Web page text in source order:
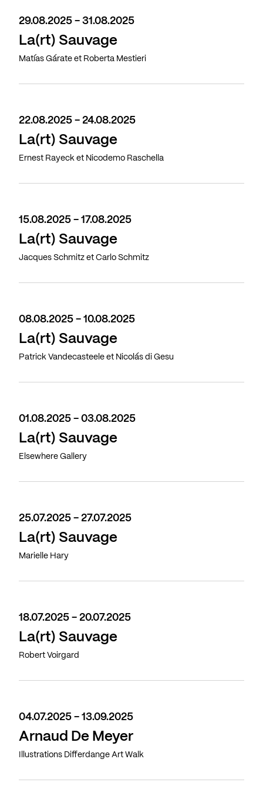
29.08.2025 - 31.08.2025
La(rt) Sauvage
Matías Gárate et Roberta Mestieri
22.08.2025 - 24.08.2025
La(rt) Sauvage
Ernest Rayeck et Nicodemo Raschella
15.08.2025 - 17.08.2025
La(rt) Sauvage
Jacques Schmitz et Carlo Schmitz
08.08.2025 - 10.08.2025
La(rt) Sauvage
Patrick Vandecasteele et Nicolás di Gesu
01.08.2025 - 03.08.2025
La(rt) Sauvage
Elsewhere Gallery
25.07.2025 - 27.07.2025
La(rt) Sauvage
Marielle Hary
18.07.2025 - 20.07.2025
La(rt) Sauvage
Robert Voirgard
04.07.2025 - 13.09.2025
Arnaud De Meyer
Illustrations Differdange Art Walk